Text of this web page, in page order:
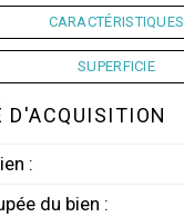
CARACTÉRISTIQUES
SUPERFICIE
D'ACQUISITION
:
du bien :